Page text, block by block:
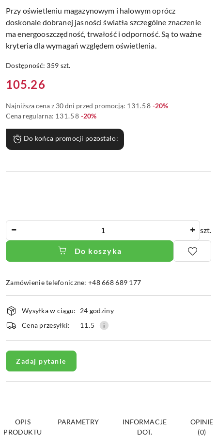
Przy oświetleniu magazynowym i halowym oprócz
doskonale dobranej jasności światła szczególne znaczenie
ma energooszczędność, trwałość i odporność. Są to ważne
kryteria dla wymagań względem oświetlenia.
Dostępność: 359 szt.
Cena:
105.26
Najniższa cena z 30 dni przed promocją: 131.58 Rabat:
-20%
Cena regularna: 131.58 Rabat:
-20%
Do końca promocji pozostało:
szt.
Do koszyka
Zamówienie telefoniczne: +48 668 689 177
Dostępność
i
dostawa
Wysyłka w ciągu:
24 godziny
Cena przesyłki:
11.5
Zadaj pytanie
OPIS
PRODUKTU
PARAMETRY
INFORMACJE
DOT.
OPINIE
(0)